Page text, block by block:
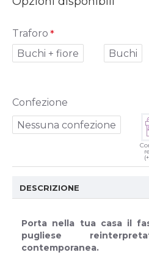
Traforo
Buchi + fiore
Buchi
Confezione
Nessuna confezione
DESCRIZIONE
Porta nella tua casa il
pugliese
contemporanea.